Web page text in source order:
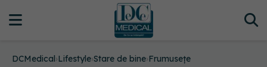
DCMedical›Lifestyle›Stare de bine›Frumusețe